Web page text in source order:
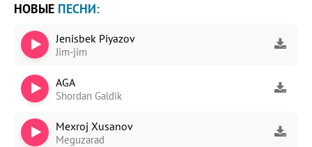
НОВЫЕ ПЕСНИ:
Jenisbek Piyazov
Jim-jim
AGA
Shordan Galdik
Mexroj Xusanov
Meguzarad